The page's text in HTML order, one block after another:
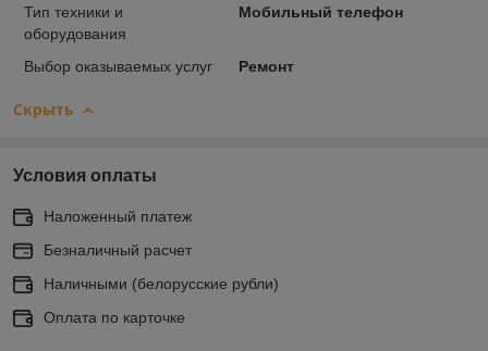
Тип техники и
оборудования
Мобильный телефон
Выбор оказываемых услуг Ремонт
Скрыть
Условия оплаты
Наложенный платеж
Безналичный расчет
Наличными (белорусские рубли)
Оплата по карточке